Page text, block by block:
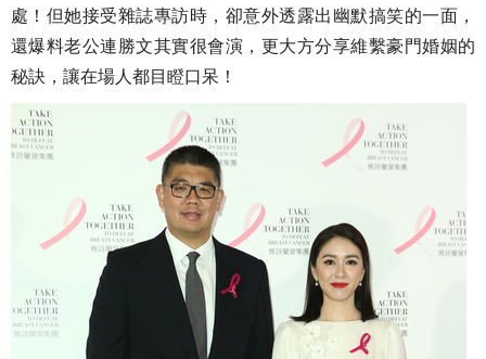
處！但她接受雜誌專訪時，卻意外透露出幽默搞笑的一面，
還爆料老公連勝文其實很會演，更大方分享維繫豪門婚姻的
秘訣，讓在場人都目瞪口呆！